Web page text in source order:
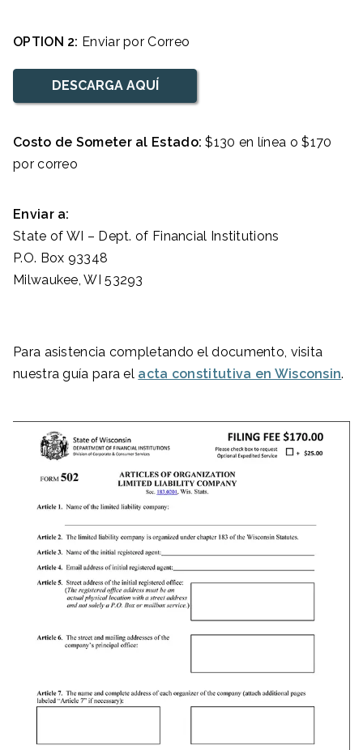
OPTION 2: Enviar por Correo
DESCARGA AQUÍ
Costo de Someter al Estado: $130 en línea o $170
por correo
Enviar a:
State of WI – Dept. of Financial Institutions
P.O. Box 93348
Milwaukee, WI 53293
Para asistencia completando el documento, visita
nuestra guía para el acta constitutiva en Wisconsin.